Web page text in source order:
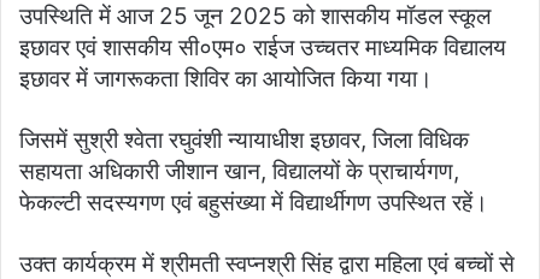
उपस्थिति में आज 25 जून 2025 को शासकीय मॉडल स्कूल
इछावर एवं शासकीय सी०एम० राईज उच्चतर माध्यमिक विद्यालय
इछावर में जागरूकता शिविर का आयोजित किया गया।
जिसमें सुश्री श्वेता रघुवंशी न्यायाधीश इछावर, जिला विधिक
सहायता अधिकारी जीशान खान, विद्यालयों के प्राचार्यगण,
फेकल्टी सदस्यगण एवं बहुसंख्या में विद्यार्थीगण उपस्थित रहें।
उक्त कार्यक्रम में श्रीमती स्वप्नश्री सिंह द्वारा महिला एवं बच्चों से